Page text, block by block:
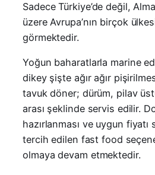
Sadece Türkiye’de değil,
üzere Avrupa’nın birçok
görmektedir.
Yoğun baharatlarla marine
dikey şişte ağır ağır
tavuk döner; dürüm, pilav
arası şeklinde servis edilir.
hazırlanması ve uygun
tercih edilen fast food
olmaya devam etmektedir.